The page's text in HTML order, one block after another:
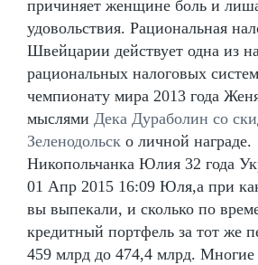
причиняет женщине боль и
удовольствия. Рациональная
Швейцарии действует одна из
рациональных налоговых
чемпионату мира 2013 года
мыслями Дека Дураболин со
Зеленодольск о личной награде.
Никопольчанка Юлия 32 года
01 Апр 2015 16:09 Юля,а при
вы выпекали, и сколько по
кредитный портфель за тот же
459 млрд до 474,4 млрд. Многие